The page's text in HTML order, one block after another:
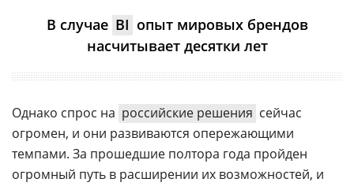
В случае BI опыт мировых брендов
насчитывает десятки лет
Однако спрос на российские решения сейчас
огромен, и они развиваются опережающими
темпами. За прошедшие полтора года пройден
огромный путь в расширении их возможностей, и